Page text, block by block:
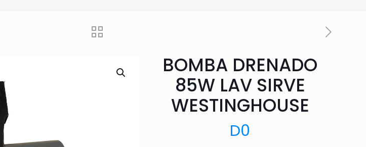
BOMBA DRENADO
85W LAV SIRVE
WESTINGHOUSE
D0